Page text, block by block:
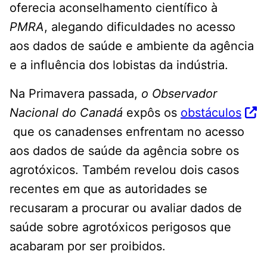
oferecia aconselhamento científico à
PMRA, alegando dificuldades no acesso
aos dados de saúde e ambiente da agência
e a influência dos lobistas da indústria.
Na Primavera passada, o Observador
Nacional do Canadá expôs os obstáculos
que os canadenses enfrentam no acesso
aos dados de saúde da agência sobre os
agrotóxicos. Também revelou dois casos
recentes em que as autoridades se
recusaram a procurar ou avaliar dados de
saúde sobre agrotóxicos perigosos que
acabaram por ser proibidos.